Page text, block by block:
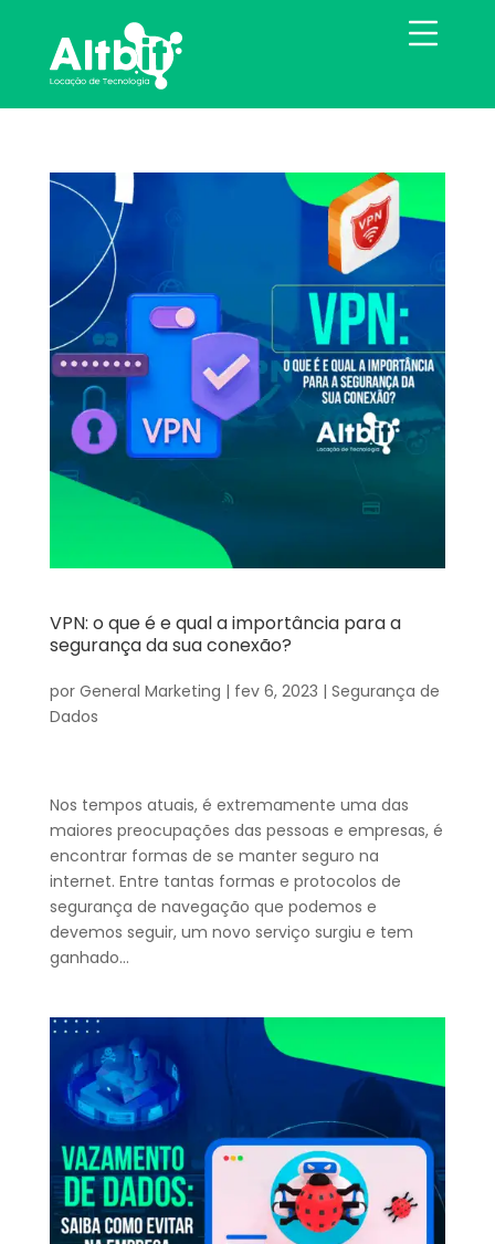
VPN: o que é e qual a importância para a
segurança da sua conexão?
por General Marketing | fev 6, 2023 | Segurança de
Dados
Nos tempos atuais, é extremamente uma das
maiores preocupações das pessoas e empresas, é
encontrar formas de se manter seguro na
internet. Entre tantas formas e protocolos de
segurança de navegação que podemos e
devemos seguir, um novo serviço surgiu e tem
ganhado...